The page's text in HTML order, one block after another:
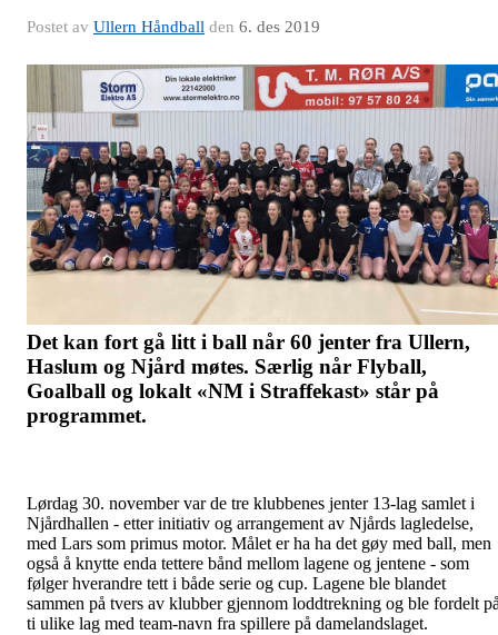
Postet av Ullern Håndball den 6. des 2019
Det kan fort gå litt i ball når 60 jenter fra Ullern,
Haslum og Njård møtes. Særlig når Flyball,
Goalball og lokalt «NM i Straffekast» står på
programmet.
Lørdag 30. november var de tre klubbenes jenter 13-lag samlet i
Njårdhallen - etter initiativ og arrangement av Njårds lagledelse,
med Lars som primus motor. Målet er ha ha det gøy med ball, men
også å knytte enda tettere bånd mellom lagene og jentene - som
følger hverandre tett i både serie og cup. Lagene ble blandet
sammen på tvers av klubber gjennom loddtrekning og ble fordelt
ti ulike lag med team-navn fra spillere på damelandslaget.